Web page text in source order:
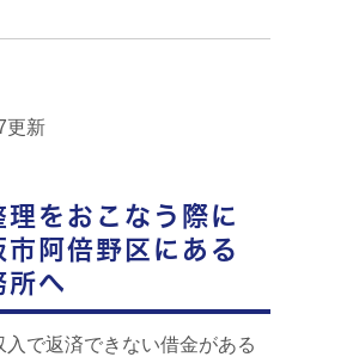
更新
理をおこなう際に
市阿倍野区にある
所へ
入で返済できない借金がある